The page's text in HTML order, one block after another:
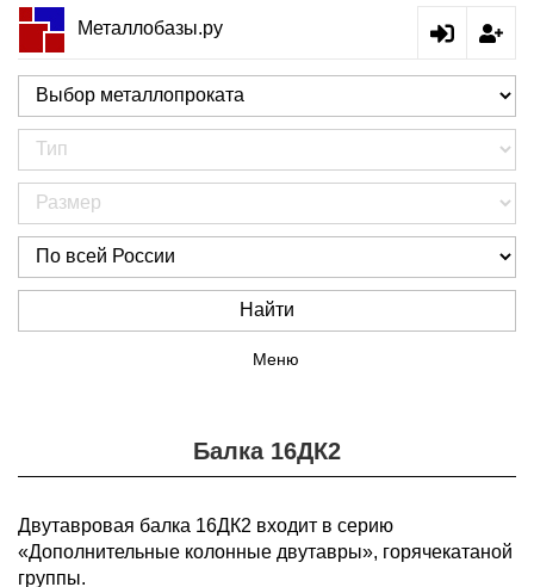
Металлобазы.ру
Найти
Меню
Балка 16ДК2
Двутавровая балка 16ДК2 входит в серию
«Дополнительные колонные двутавры», горячекатаной
группы.